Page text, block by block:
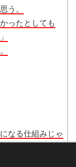
う。
ったとしても
なる仕組みじゃ